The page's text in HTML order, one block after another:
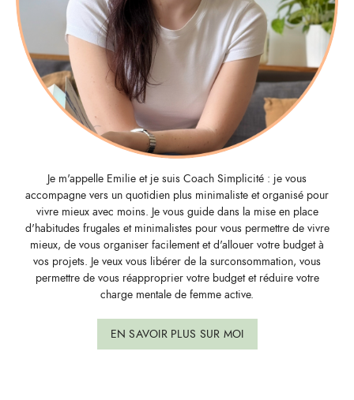
Je m'appelle Emilie et je suis Coach Simplicité : je vous
accompagne vers un quotidien plus minimaliste et organisé pour
vivre mieux avec moins. Je vous guide dans la mise en place
d'habitudes frugales et minimalistes pour vous permettre de vivre
mieux, de vous organiser facilement et d'allouer votre budget à
vos projets. Je veux vous libérer de la surconsommation, vous
permettre de vous réapproprier votre budget et réduire votre
charge mentale de femme active.
EN SAVOIR PLUS SUR MOI